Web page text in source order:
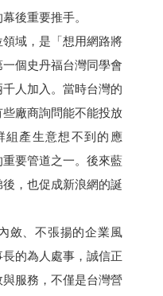
後重要推手。
域，是「想用網路將
個史丹福台灣同學會
人加入。當時台灣的
廠商詢問能不能投放
組產生意想不到的應
要管道之一。後來藍
，也促成新浪網的誕
斂、不張揚的企業風
的為人處事，誠信正
服務，不僅是台灣營